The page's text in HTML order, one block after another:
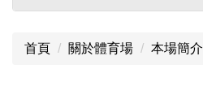
首頁 關於體育場 本場簡介